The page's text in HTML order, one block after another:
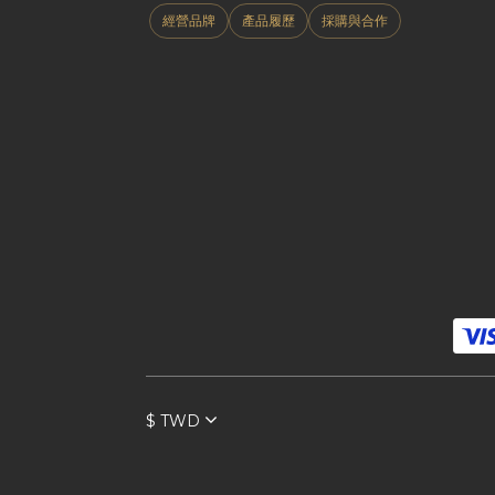
經營品牌 產品履歷 採購與合作
$ TWD